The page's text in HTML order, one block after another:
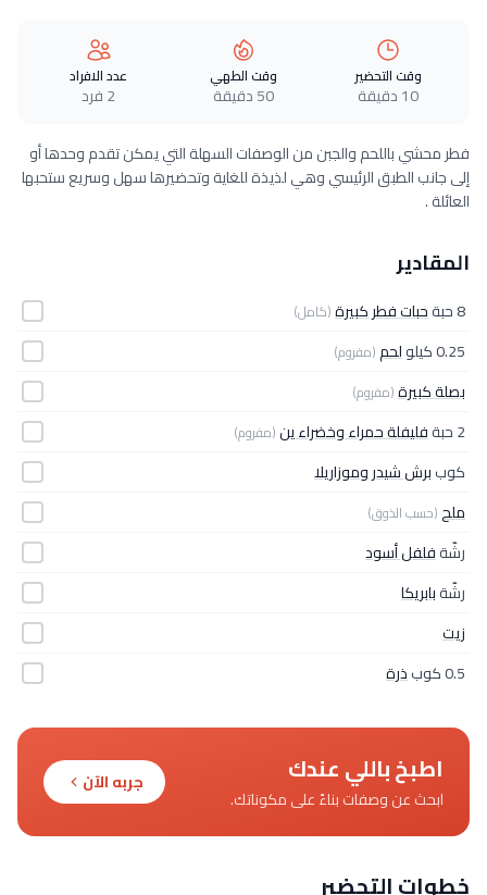
وقت التحضير
10 دقيقة
وقت الطهي
50 دقيقة
عدد الافراد
2 فرد
فطر محشي باللحم والجبن من الوصفات السهلة التي يمكن تقدم وحدها أو
إلى جانب الطبق الرئيسي وهي لذيذة للغاية وتحضيرها سهل وسريع ستحبها
العائلة .
المقادير
8 حبة حبات فطر كبيرة(كامل)
0.25 كيلو لحم(مفروم)
بصلة كبيرة(مفروم)
2 حبة فليفلة حمراء وخضراء ين(مفروم)
كوببرش شيدر وموزاريلا
ملح(حسب الذوق)
رشّةفلفل أسود
رشّةبابريكا
زيت
0.5 كوب
ذرة
اطبخ باللي عندك
ابحث عن وصفات بناءً على مكوناتك.
جربه الآن
خطوات التحضير